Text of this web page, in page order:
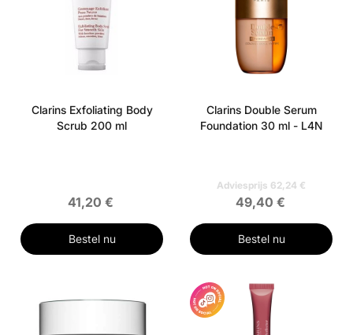
Clarins Exfoliating Body
Scrub 200 ml
41,20 €
Bestel nu
Clarins Double Serum
Foundation 30 ml - L4N
Adviesprijs 62,24 €
49,40 €
Bestel nu